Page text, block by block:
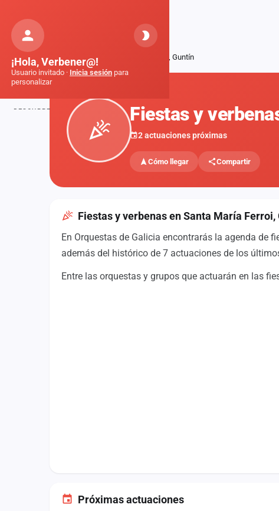
Inicio Fiestas Santa María Ferroi, Guntín
Fiestas y
2 actuaciones próximas
Cómo llegar Compartir
Fiestas y verbenas en Santa María Ferroi,
En Orquestas de Galicia encontrarás la agenda de
además del histórico de 7 actuaciones de los
Entre las orquestas y grupos que actuarán en las
Próximas actuaciones
¡Hola, Verbener@!
Usuario invitado · Inicia sesión para
personalizar
DESCUBRE
Formaciones
Componentes